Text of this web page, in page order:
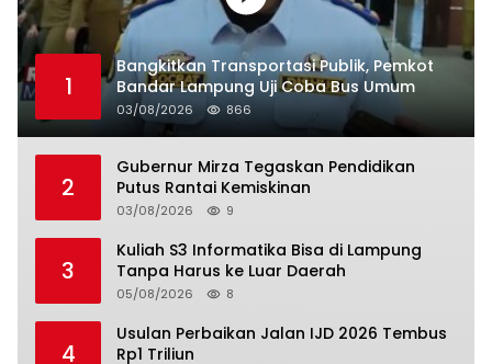
1
Bangkitkan Transportasi Publik, Pemkot
Bandar Lampung Uji Coba Bus Umum
03/08/2026 866
2
Gubernur Mirza Tegaskan Pendidikan
Putus Rantai Kemiskinan
03/08/2026 9
3
Kuliah S3 Informatika Bisa di Lampung
Tanpa Harus ke Luar Daerah
05/08/2026 8
4
Usulan Perbaikan Jalan IJD 2026 Tembus
Rp1 Triliun